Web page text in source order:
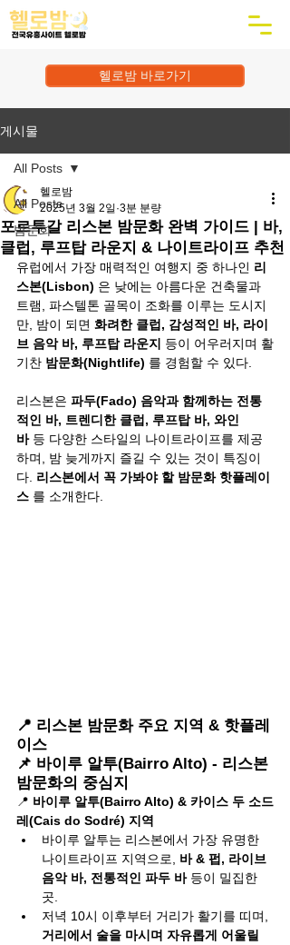
헬로밤 바로가기
게시물
All Posts
밤문화
All Posts
포르투갈 리스본 밤문화 완벽 가이드 | 바,
클럽, 루프탑 라운지 & 나이트라이프 추천
헬로밤
2025년 3월 2일 3분 분량
유럽에서 가장 매력적인 여행지 중 하나인 리
스본(Lisbon) 은 낮에는 아름다운 건축물과
트램, 파스텔톤 골목이 조화를 이루는 도시지
만, 밤이 되면 화려한 클럽, 감성적인 바, 라이
브 음악 바, 루프탑 라운지 등이 어우러지며 활
기찬 밤문화(Nightlife) 를 경험할 수 있다.
리스본은 파두(Fado) 음악과 함께하는 전통
적인 바, 트렌디한 클럽, 루프탑 바, 와인
바 등 다양한 스타일의 나이트라이프를 제공
하며, 밤 늦게까지 즐길 수 있는 것이 특징이
다. 리스본에서 꼭 가봐야 할 밤문화 핫플레이
스 를 소개한다.
📍 리스본 밤문화 주요 지역 & 핫플레
이스
📌 바이루 알투(Bairro Alto) - 리스본
밤문화의 중심지
📍 바이루 알투(Bairro Alto) & 카이스 두 소드
레(Cais do Sodré) 지역
바이루 알투는 리스본에서 가장 유명한
나이트라이프 지역으로, 바 & 펍, 라이브
음악 바, 전통적인 파두 바 등이 밀집한
곳.
저녁 10시 이후부터 거리가 활기를 띠며,
거리에서 술을 마시며 자유롭게 어울릴